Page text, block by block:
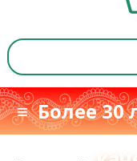
≡ Более 30